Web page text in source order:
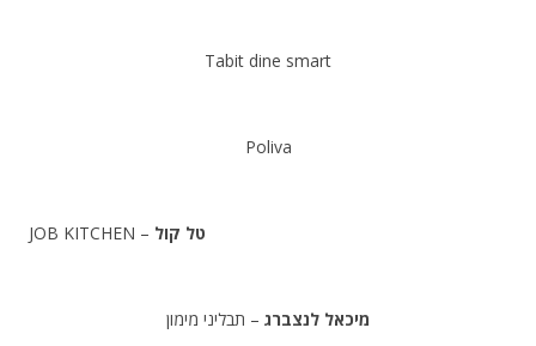
Tabit dine smart
Poliva
טל קול – JOB KITCHEN
מיכאל לנצברג – תבליני מימון